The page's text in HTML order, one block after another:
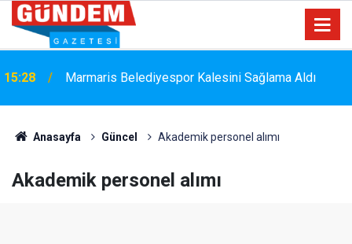
15:28 Marmaris Belediyespor Kalesini Sağlama Aldı
Anasayfa Güncel Akademik personel alımı
Akademik personel alımı